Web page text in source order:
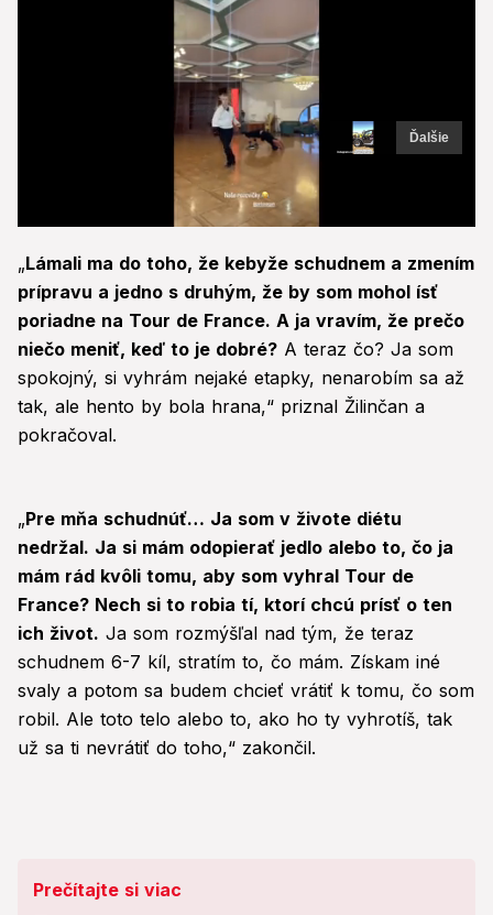
seconds
of
19
seconds
Ďalšie
„Lámali ma do toho, že kebyže schudnem a zmením
prípravu a jedno s druhým, že by som mohol ísť
poriadne na Tour de France. A ja vravím, že prečo
niečo meniť, keď to je dobré? A teraz čo? Ja som
spokojný, si vyhrám nejaké etapky, nenarobím sa až
tak, ale hento by bola hrana,“ priznal Žilinčan a
pokračoval.
„Pre mňa schudnúť… Ja som v živote diétu
nedržal. Ja si mám odopierať jedlo alebo to, čo ja
mám rád kvôli tomu, aby som vyhral Tour de
France? Nech si to robia tí, ktorí chcú prísť o ten
ich život. Ja som rozmýšľal nad tým, že teraz
schudnem 6-7 kíl, stratím to, čo mám. Získam iné
svaly a potom sa budem chcieť vrátiť k tomu, čo som
robil. Ale toto telo alebo to, ako ho ty vyhrotíš, tak
už sa ti nevrátiť do toho,“ zakončil.
Prečítajte si viac